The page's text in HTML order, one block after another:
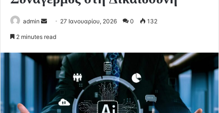
admin
Send 27 Ιανουαρίου, 2026 0 132
2 minutes read